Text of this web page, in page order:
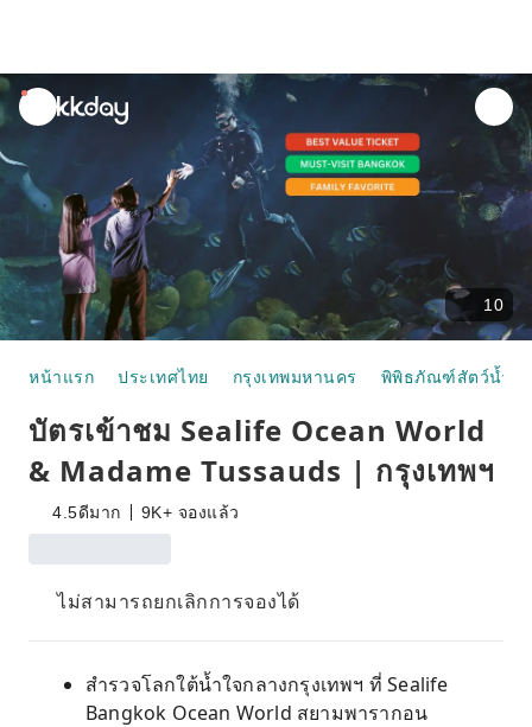
unread
notifications
10
หน้าแรก ประเทศไทย กรุงเทพมหานคร พิพิธภัณฑ์สัตว์น้ำแ
บัตรเข้าชม Sealife Ocean World
& Madame Tussauds | กรุงเทพฯ
4.5ดีมาก 9K+ จองแล้ว
ไม่สามารถยกเลิกการจองได้
สำรวจโลกใต้น้ำใจกลางกรุงเทพฯ ที่ Sealife
Bangkok Ocean World สยามพารากอน